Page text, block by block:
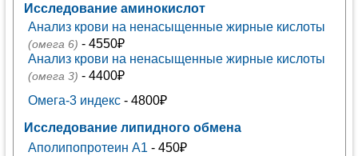
Исследование аминокислот
Анализ крови на ненасыщенные жирные кислоты
(омега 6) - 4550₽
Анализ крови на ненасыщенные жирные кислоты
(омега 3) - 4400₽
Омега-3 индекс- 4800₽
Исследование липидного обмена
Аполипопротеин А1- 450₽